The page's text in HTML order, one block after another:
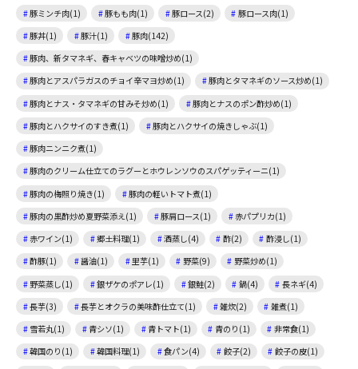
豚ミンチ肉(1)
豚もも肉(1) 豚ロース(2)
豚ロース肉(1)
豚丼(1)
豚汁(1)
豚肉(142)
豚肉、新タマネギ、春キャベツの味噌炒め(1)
豚肉とアスパラガスのチョイ辛マヨ炒め(1)
豚肉とタマネギのソース炒め(1)
豚肉とナス・タマネギの甘みそ炒め(1)
豚肉とナスのポン酢炒め(1)
豚肉とハクサイのすき煮(1)
豚肉とハクサイの焼きしゃぶ(1)
豚肉ニンニク煮(1)
豚肉のクリーム仕立てのラグーとホウレンソウのスパゲッティーニ(1)
豚肉の梅照り焼き(1)
豚肉の軽いトマト煮(1)
豚肉の黒酢炒め夏野菜添え(1)
豚肩ロース(1)
赤パプリカ(1)
赤ワイン(1)
郷土料理(1) 酒蒸し(4) 酢(2)
酢浸し(1)
酢豚(1)
醤油(1) 里芋(1) 野菜(9)
野菜炒め(1)
野菜蒸し(1)
銀ザケのポアレ(1) 銀鮭(2) 鍋(4)
長ネギ(4)
長芋(3)
長芋とオクラの美味酢仕立て(1) 雑炊(2)
雑煮(1)
雪若丸(1)
青シソ(1) 青トマト(1) 青のり(1)
非常食(1)
韓国のり(1)
韓国料理(1) 食パン(4) 餃子(2)
餃子の皮(1)